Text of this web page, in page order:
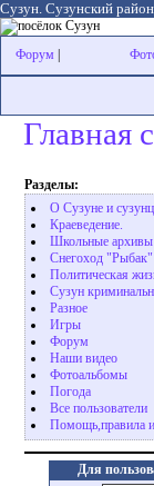
Сузун. Сузунский
Форум
Главная
Разделы:
О Сузуне и
Краеведение.
Школьные архивы
Снегоход "Рыбак"
Политическая
Сузун
Разное
Игры
Форум
Наши видео
Фотоальбомы
Погода
Все пользователи
Помощь,правила
Для